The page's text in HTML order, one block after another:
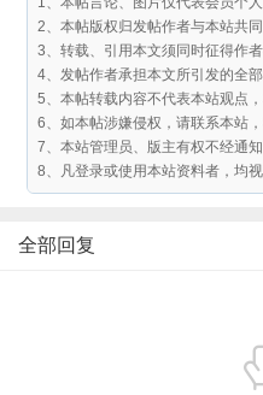
2、本帖版权归发帖作者与本站共同
3、转载、引用本文须同时征得作者
4、发帖作者承担本文所引发的全部
5、本帖转载内容不代表本站观点
6、如本帖涉嫌侵权，请联系本站
7、本站管理员、版主有权不经通知
8、凡登录或使用本站资料者，均
全部回复